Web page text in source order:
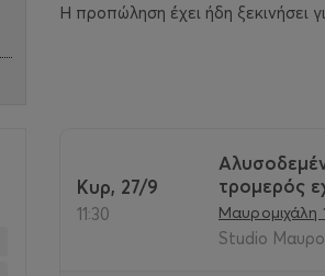
Η προπώληση έχει ήδη ξεκινήσει
Κυρ, 27/9
11:30
τρομερός
Μαυρομιχάλη
Studio